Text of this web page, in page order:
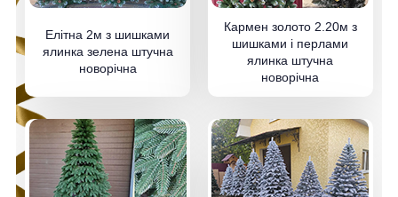
Елітна 2м з шишками
ялинка зелена штучна
новорічна
Кармен золото 2.20м з
шишками і перлами
ялинка штучна
новорічна